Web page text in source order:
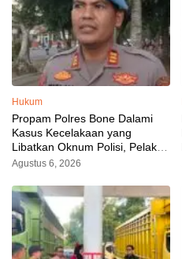
Hukum
Propam Polres Bone Dalami
Kasus Kecelakaan yang
Libatkan Oknum Polisi, Pelaku
Sudah Diamankan
Agustus 6, 2026